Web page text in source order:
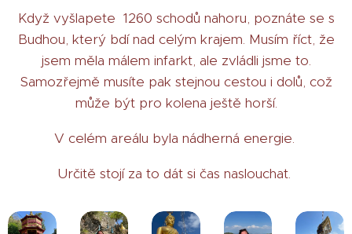
Když vyšlapete 1260 schodů nahoru, poznáte se s
Budhou, který bdí nad celým krajem. Musím říct, že
jsem měla málem infarkt, ale zvládli jsme to.
Samozřejmě musíte pak stejnou cestou i dolů, což
může být pro kolena ještě horší.
V celém areálu byla nádherná energie.
Určitě stojí za to dát si čas naslouchat.